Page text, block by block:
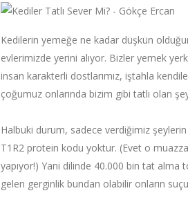
Kedilerin yemeğe ne kadar düşkün
evlerimizde yerini alıyor. Bizler yemek
insan karakterli dostlarımız, iştahla
çoğumuz onlarında bizim gibi tatlı olan
Halbuki durum, sadece verdiğimiz şeylerin
T1R2 protein kodu yoktur. (Evet o
yapıyor!) Yani dilinde 40.000 bin tat alma
gelen gerginlik bundan olabilir onların